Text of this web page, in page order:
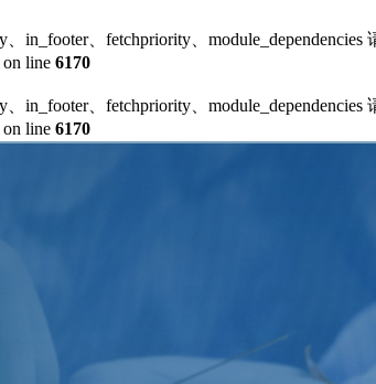
in_footer、fetchpriority、module_dependencies
on line 6170
in_footer、fetchpriority、module_dependencies
on line 6170